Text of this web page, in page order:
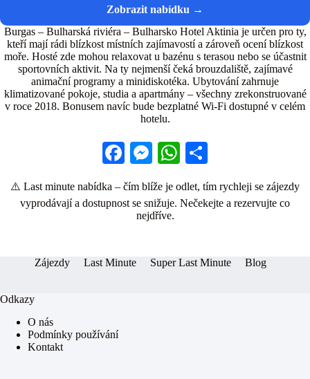
Burgas – Bulharská riviéra – Bulharsko Hotel Aktinia je určen pro ty,
kteří mají rádi blízkost místních zajímavostí a zároveň ocení blízkost
moře. Hosté zde mohou relaxovat u bazénu s terasou nebo se účastnit
sportovních aktivit. Na ty nejmenší čeká brouzdaliště, zajímavé
animační programy a minidiskotéka. Ubytování zahrnuje
klimatizované pokoje, studia a apartmány – všechny zrekonstruované
v roce 2018. Bonusem navíc bude bezplatné Wi-Fi dostupné v celém
hotelu.
Fa
ce
bo
ok
M
es
se
ng
W
ts
ha
re
⚠️ Last minute nabídka – čím blíže je odlet, tím rychleji se zájezdy
vyprodávají a dostupnost se snižuje. Nečekejte a rezervujte co
nejdříve.
Zájezdy Last Minute Super Last Minute Blog
Odkazy
O nás
Podmínky používání
Kontakt